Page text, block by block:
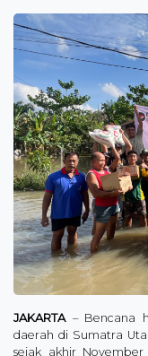
JAKARTA– Bencana
daerah di Sumatra
sejak akhir